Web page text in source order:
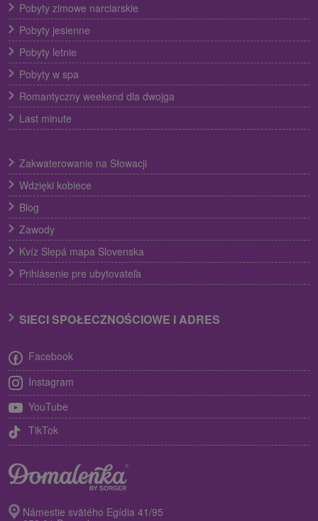
Pobyty zimowe narciarskie
Pobyty jesienne
Pobyty letnie
Pobyty w spa
Romantyczny weekend dla dwojga
Last minute
Zakwaterowanie na Słowacji
Wdzięki kobiece
Blog
Zawody
Kvíz Slepá mapa Slovenska
Prihlásenie pre ubytovateľa
SIECI SPOŁECZNOŚCIOWE I ADRES
Facebook
Instagram
YouTube
TikTok
Námestie svätého Egídia 41/95